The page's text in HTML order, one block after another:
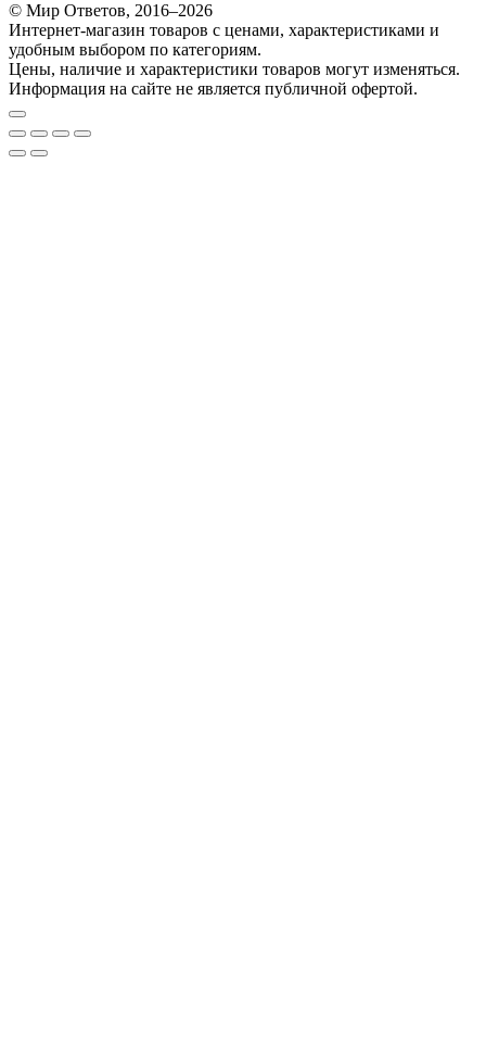
© Мир Ответов, 2016–2026
Интернет-магазин товаров с ценами, характеристиками и
удобным выбором по категориям.
Цены, наличие и характеристики товаров могут изменяться.
Информация на сайте не является публичной офертой.